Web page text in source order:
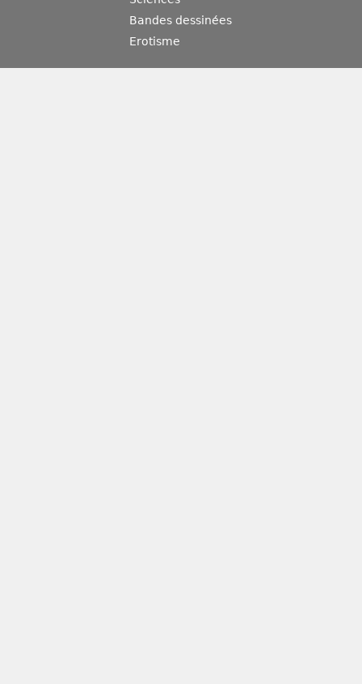
Bandes dessinées
Erotisme